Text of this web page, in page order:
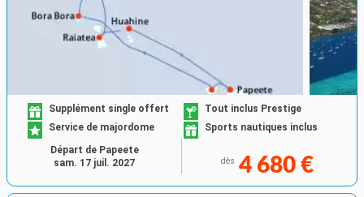
Supplément single offert
Tout inclus Prestige
Service de majordome
Sports nautiques inclus
dès 4 680 €
Départ de Papeete
sam. 17 juil. 2027